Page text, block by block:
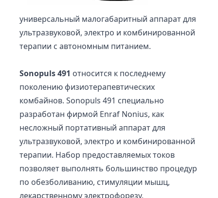
универсальный малогабаритный аппарат для
ультразвуковой, электро и комбинированной
терапии с автономным питанием.
Sonopuls 491 относится к последнему
поколению физиотерапевтических
комбайнов. Sonopuls 491 специально
разработан фирмой Enraf Nonius, как
несложный портативный аппарат для
ультразвуковой, электро и комбинированной
терапии. Набор предоставляемых токов
позволяет выполнять большинство процедур
по обезболиванию, стимуляции мышц,
лекарственному электрофорезу,